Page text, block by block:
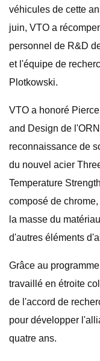
véhicules de cette
juin, VTO a
personnel de R&D
et l'équipe de
Plotkowski.
VTO ​​a honoré
and Design de
reconnaissance de
du nouvel acier
Temperature
composé de
la masse du
d'autres éléments
Grâce au
travaillé en étroite
de l'accord de
pour développer
quatre ans.